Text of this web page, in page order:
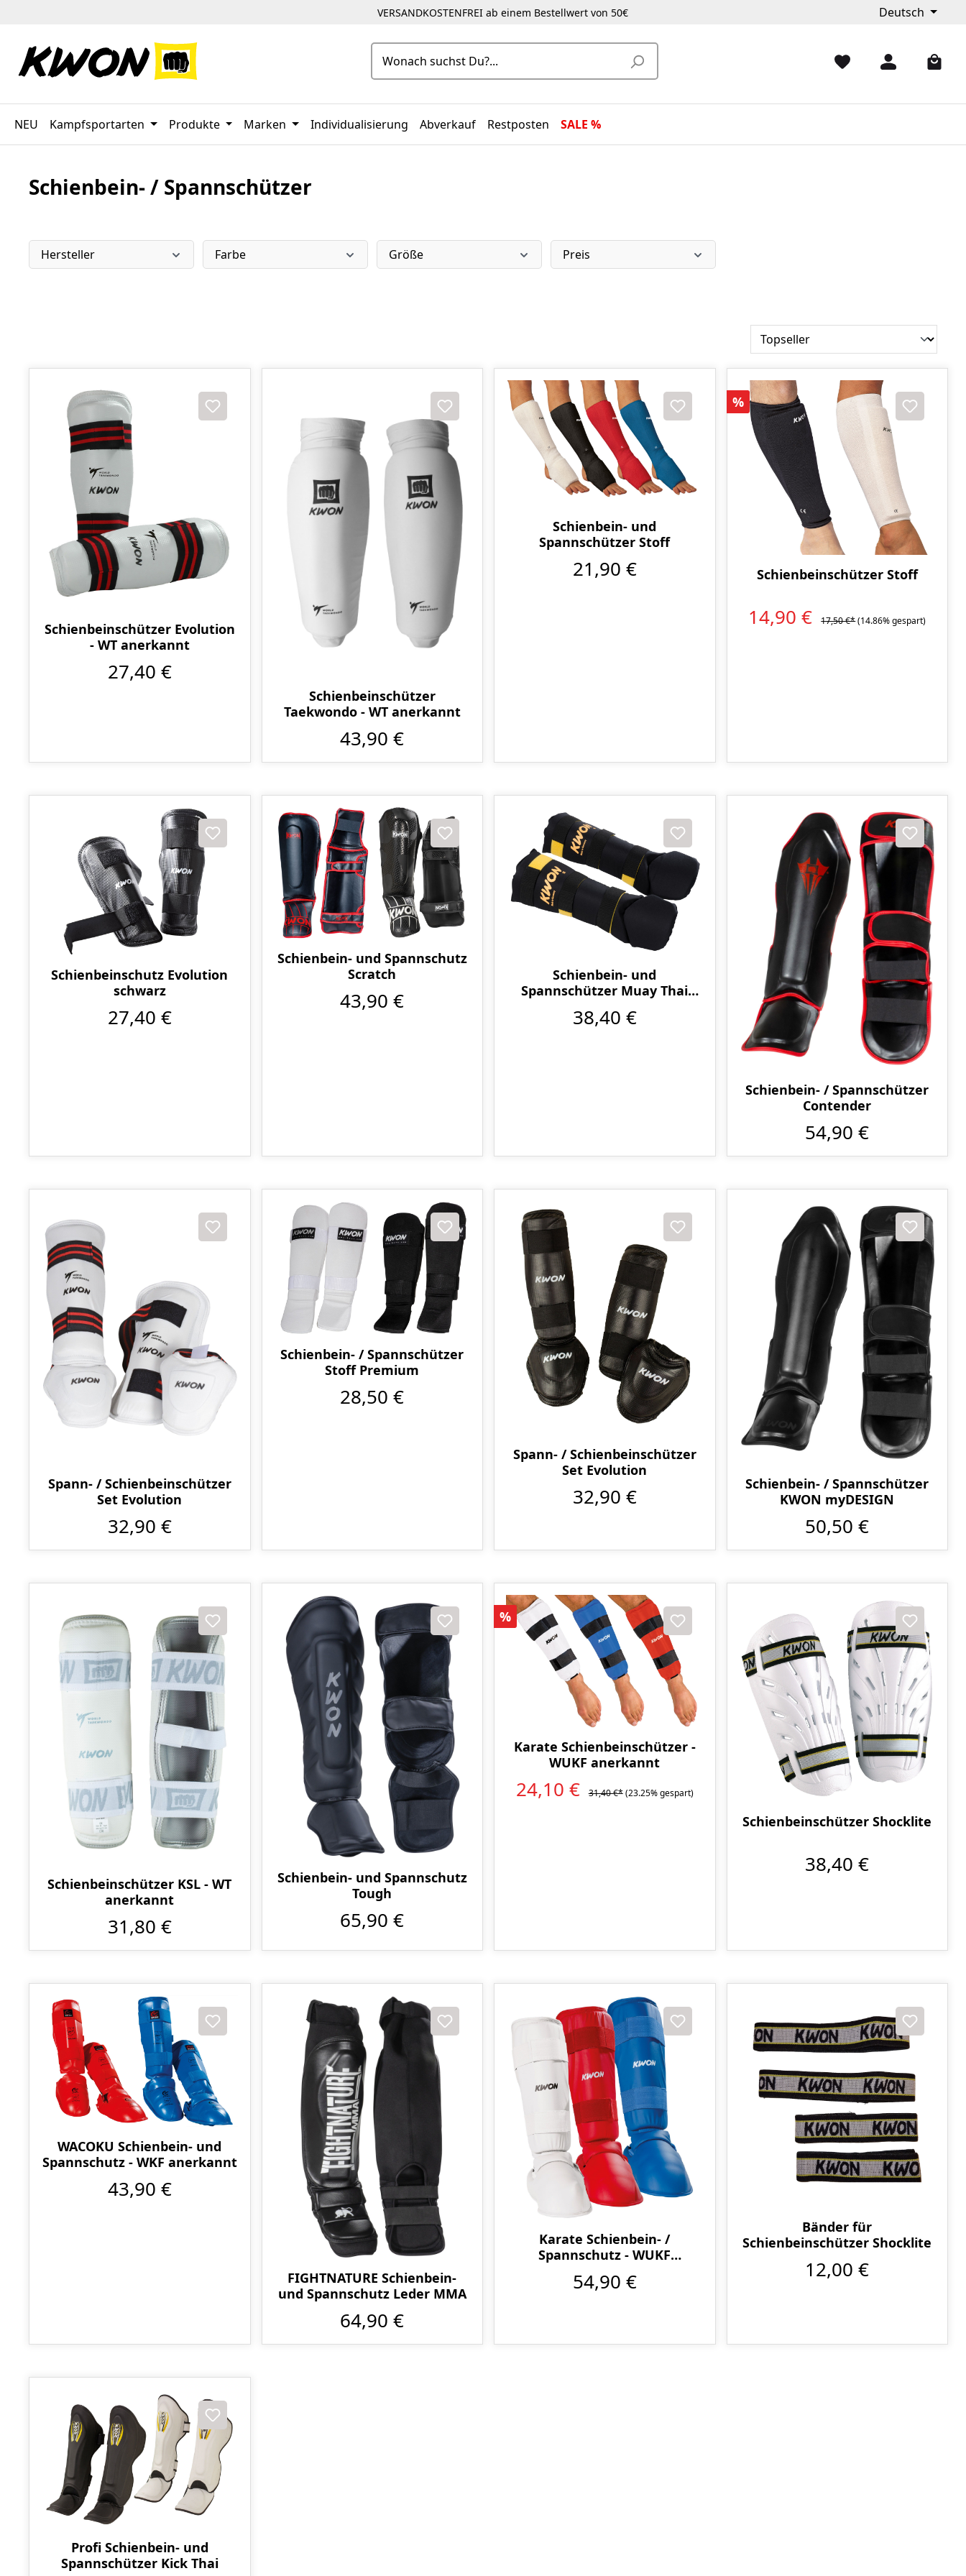
VERSANDKOSTENFREI ab einem Bestellwert von 50€ Deutsch
NEU Kampfsportarten Produkte Marken Individualisierung Abverkauf Restposten SALE %
Schienbein- / Spannschützer
Hersteller Farbe Größe Preis
Schienbeinschützer Evolution
- WT anerkannt
27,40 €
Schienbeinschützer
Taekwondo - WT anerkannt
43,90 €
Schienbein- und
Spannschützer Stoff
21,90 €
Rabatt
%
Schienbeinschützer Stoff
14,90 € 17,50 €*(14.86% gespart)
Schienbeinschutz Evolution
schwarz
27,40 €
Schienbein- und Spannschutz
Scratch
43,90 €
Schienbein- und
Spannschützer Muay Thai
38,40 €
Schienbein- / Spannschützer
Contender
54,90 €
Spann- / Schienbeinschützer
Set Evolution
32,90 €
Schienbein- / Spannschützer
Stoff Premium
28,50 €
Spann- / Schienbeinschützer
Set Evolution
32,90 €
Schienbein- / Spannschützer
KWON myDESIGN
50,50 €
Schienbeinschützer KSL - WT
anerkannt
31,80 €
Schienbein- und Spannschutz
Tough
65,90 €
Rabatt
%
Karate Schienbeinschützer -
WUKF anerkannt
24,10 € 31,40 €*(23.25% gespart)
Schienbeinschützer Shocklite
38,40 €
WACOKU Schienbein- und
Spannschutz - WKF anerkannt
43,90 €
FIGHTNATURE Schienbein-
und Spannschutz Leder MMA
64,90 €
Karate Schienbein- /
Spannschutz - WUKF
54,90 €
Bänder für
Schienbeinschützer Shocklite
12,00 €
Profi Schienbein- und
Spannschützer Kick Thai